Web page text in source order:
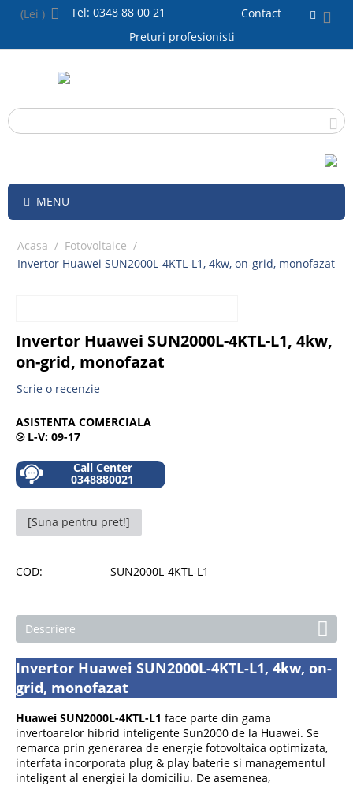
(Lei ) Tel: 0348 88 00 21
Contact
Preturi profesionisti
MENU
Acasa / Fotovoltaice /
Invertor Huawei SUN2000L-4KTL-L1, 4kw, on-grid, monofazat
Invertor Huawei SUN2000L-4KTL-L1, 4kw,
on-grid, monofazat
Scrie o recenzie
ASISTENTA COMERCIALA
⧁ L-V: 09-17
Call Center
0348880021
[Suna pentru pret!]
COD: SUN2000L-4KTL-L1
Descriere
Invertor Huawei SUN2000L-4KTL-L1, 4kw, on-
grid, monofazat
Huawei SUN2000L-4KTL-L1 face parte din gama
invertoarelor hibrid inteligente Sun2000 de la Huawei. Se
remarca prin generarea de energie fotovoltaica optimizata,
interfata incorporata plug & play baterie si managementul
inteligent al energiei la domiciliu. De asemenea,